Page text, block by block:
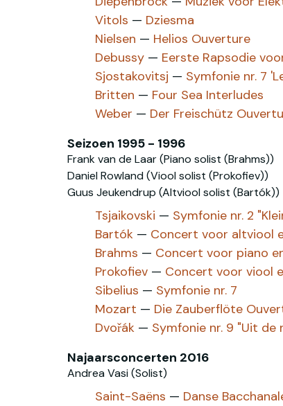
Vitols — Dziesma
Nielsen — Helios Ouverture
Debussy — Eerste Rapsodie
Sjostakovitsj — Symfonie nr. 7
Britten — Four Sea Interludes
Weber — Der Freischütz
Seizoen 1995 - 1996
Frank van de Laar (Piano solist (Brahms))
Daniel Rowland (Viool solist (Prokofiev))
Guus Jeukendrup (Altviool solist (Bartók))
Tsjaikovski — Symfonie nr. 2
Bartók — Concert voor altviool
Brahms — Concert voor piano
Prokofiev — Concert voor viool
Sibelius — Symfonie nr. 7
Mozart — Die Zauberflöte
Dvořák — Symfonie nr. 9 "Uit de
Najaarsconcerten 2016
Andrea Vasi (Solist)
Saint-Saëns — Danse